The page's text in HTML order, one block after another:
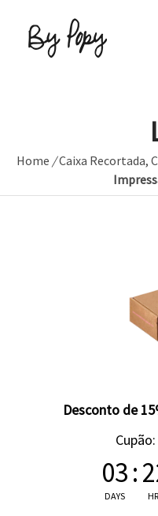
Home /Caixa Recortada,
Desconto de
Cupão:
03
DAYS
: